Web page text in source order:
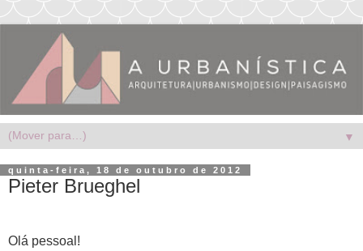
▼
quinta-feira, 18 de outubro de 2012
Pieter Brueghel
Olá pessoal!